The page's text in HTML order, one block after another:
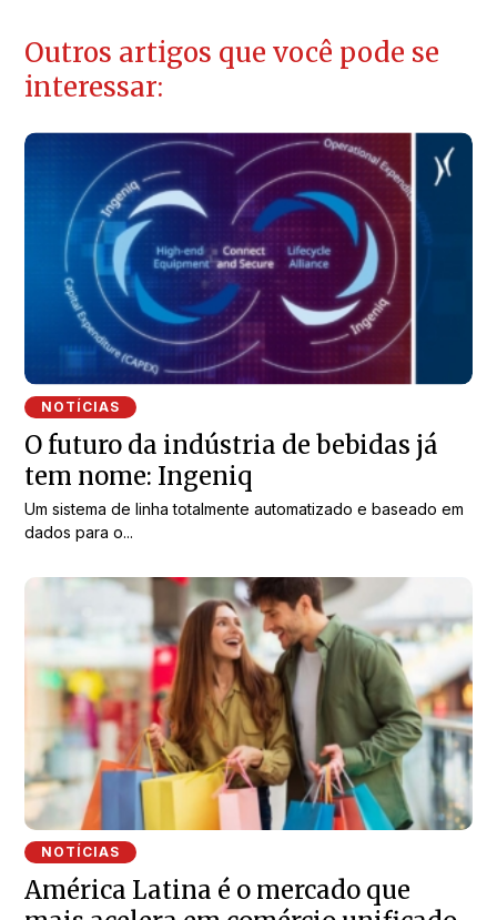
Outros artigos que você pode se
interessar:
NOTÍCIAS
O futuro da indústria de bebidas já
tem nome: Ingeniq
Um sistema de linha totalmente automatizado e baseado em
dados para o...
NOTÍCIAS
América Latina é o mercado que